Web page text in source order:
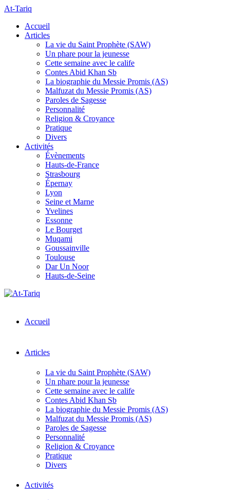
At-Tariq
Accueil
Articles
La vie du Saint Prophète (SAW)
Un phare pour la jeunesse
Cette semaine avec le calife
Contes Abid Khan Sb
La biographie du Messie Promis (AS)
Malfuzat du Messie Promis (AS)
Paroles de Sagesse
Personnalité
Religion & Croyance
Pratique
Divers
Activités
Évènements
Hauts-de-France
Strasbourg
Épernay
Lyon
Seine et Marne
Yvelines
Essonne
Le Bourget
Muqami
Goussainville
Toulouse
Dar Un Noor
Hauts-de-Seine
Accueil
Articles
La vie du Saint Prophète (SAW)
Un phare pour la jeunesse
Cette semaine avec le calife
Contes Abid Khan Sb
La biographie du Messie Promis (AS)
Malfuzat du Messie Promis (AS)
Paroles de Sagesse
Personnalité
Religion & Croyance
Pratique
Divers
Activités